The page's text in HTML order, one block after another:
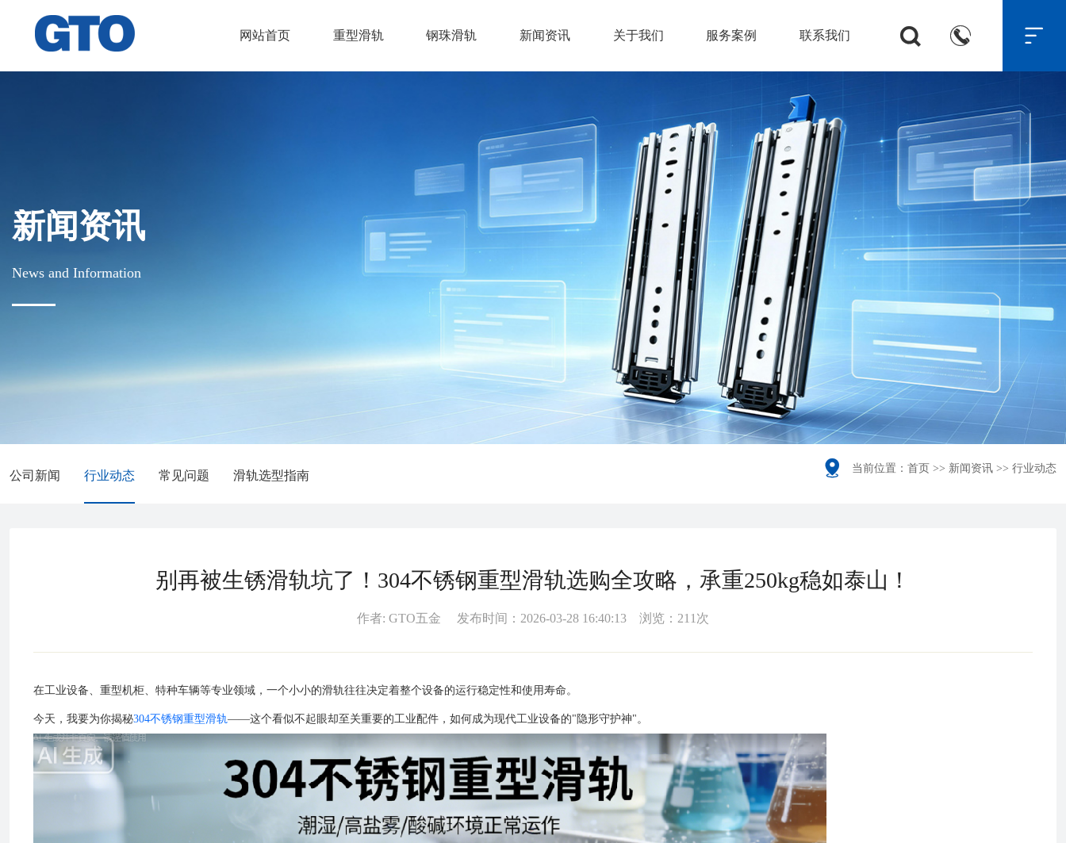
网站首页 重型滑轨 钢珠滑轨 新闻资讯 关于我们 服务案例 联系我们   
新闻资讯
News and Information
公司新闻 行业动态 常见问题 滑轨选型指南  当前位置： 首页 >> 新闻资讯 >> 行业动态
别再被生锈滑轨坑了！304不锈钢重型滑轨选购全攻略，承重250kg稳如泰山！
作者: GTO五金 发布时间：2026-03-28 16:40:13 浏览：211次
在工业设备、重型机柜、特种车辆等专业领域，一个小小的滑轨往往决定着整个设备的运行稳定性和使用寿命。
今天，我要为你揭秘304不锈钢重型滑轨——这个看似不起眼却至关重要的工业配件，如何成为现代工业设备的"隐形守护神"。